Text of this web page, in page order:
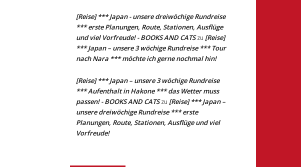
[Reise] *** Japan - unsere dreiwöchige Rundreise
*** erste Planungen, Route, Stationen, Ausflüge
und viel Vorfreude! - BOOKS AND CATSzu [Reise]
*** Japan – unsere 3 wöchige Rundreise *** Tour
nach Nara *** möchte ich gerne nochmal hin!
[Reise] *** Japan – unsere 3 wöchige Rundreise
*** Aufenthalt in Hakone *** das Wetter muss
passen! - BOOKS AND CATSzu [Reise] *** Japan –
unsere dreiwöchige Rundreise *** erste
Planungen, Route, Stationen, Ausflüge und viel
Vorfreude!